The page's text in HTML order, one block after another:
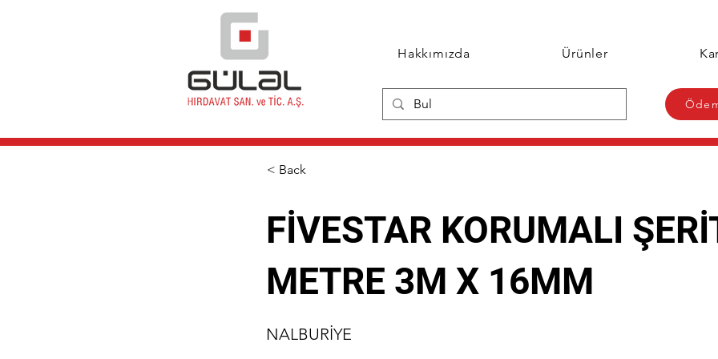
Hakkımızda Ürünler
< Back
FİVESTAR KORUMALI
METRE 3M X 16MM
NALBURİYE